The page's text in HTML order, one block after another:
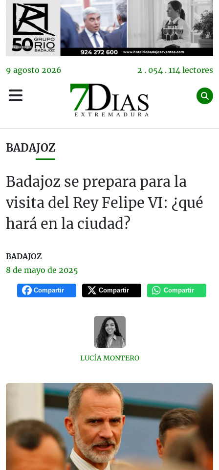
9 agosto 2026 2 . 054 . 114 lectores
BADAJOZ
Badajoz se prepara para la
visita del Rey Felipe VI: ¿qué
hará en la ciudad?
BADAJOZ
8 de mayo de 2025
Compartir Compartir Compartir
LUCÍA MONTERO